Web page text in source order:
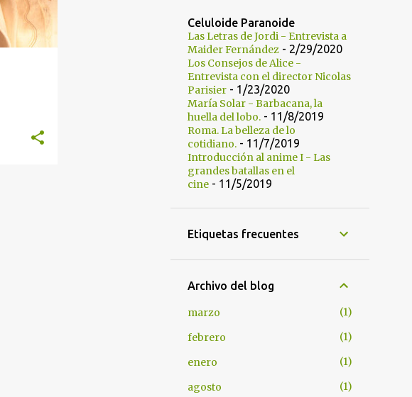
Celuloide Paranoide
Las Letras de Jordi - Entrevista a
Maider Fernández - 2/29/2020
Los Consejos de Alice -
Entrevista con el director Nicolas
Parisier - 1/23/2020
María Solar - Barbacana, la
huella del lobo. - 11/8/2019
Roma. La belleza de lo
cotidiano. - 11/7/2019
Introducción al anime I - Las
grandes batallas en el
cine - 11/5/2019
Etiquetas frecuentes
Archivo del blog
marzo
1
febrero
1
enero
1
agosto
1